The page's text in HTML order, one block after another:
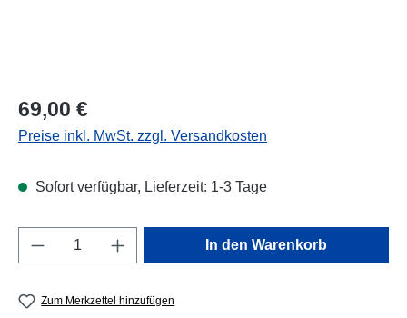
Regulärer Preis:
69,00 €
Preise inkl. MwSt. zzgl. Versandkosten
Sofort verfügbar, Lieferzeit: 1-3 Tage
Produkt Anzahl: Gib den gewünschten
In den Warenkorb
Zum Merkzettel hinzufügen